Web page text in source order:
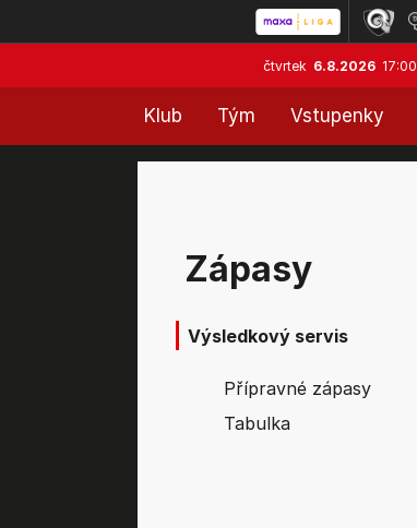
čtvrtek 6.8.2026 17:00
Klub Tým Vstupenky
Zápasy
Výsledkový servis
Přípravné zápasy
Tabulka